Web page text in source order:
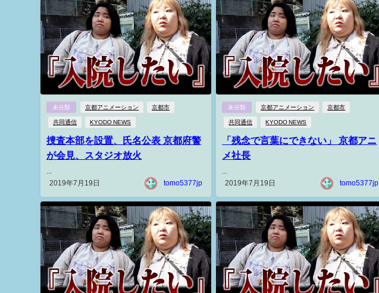
未分類 京都アニメーション 京都市
共同通信 KYODO NEWS
捜査本部を設置、氏名公表 京都府警
が会見、スタジオ放火
2019年7月19日
tomo5377jp
未分類 京都アニメーション 京都市
共同通信 KYODO NEWS
「残念で言葉にできない」 京都アニ
メ社長
2019年7月19日
tomo5377jp